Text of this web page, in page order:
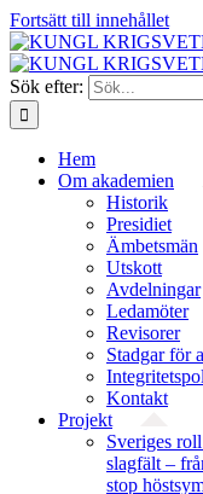
Fortsätt till innehållet
Sök efter:
Hem
Om akademien
Historik
Presidiet
Ämbetsmän
Utskott
Avdelningar
Ledamöter
Revisorer
Stadgar för
Kontakt
Projekt
Sveriges
slagfält –
stop